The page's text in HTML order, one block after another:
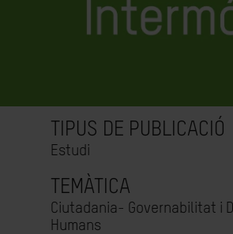
TIPUS DE PUBLICACIÓ
Estudi
TEMÀTICA
Ciutadania- Governabilitat i
Humans